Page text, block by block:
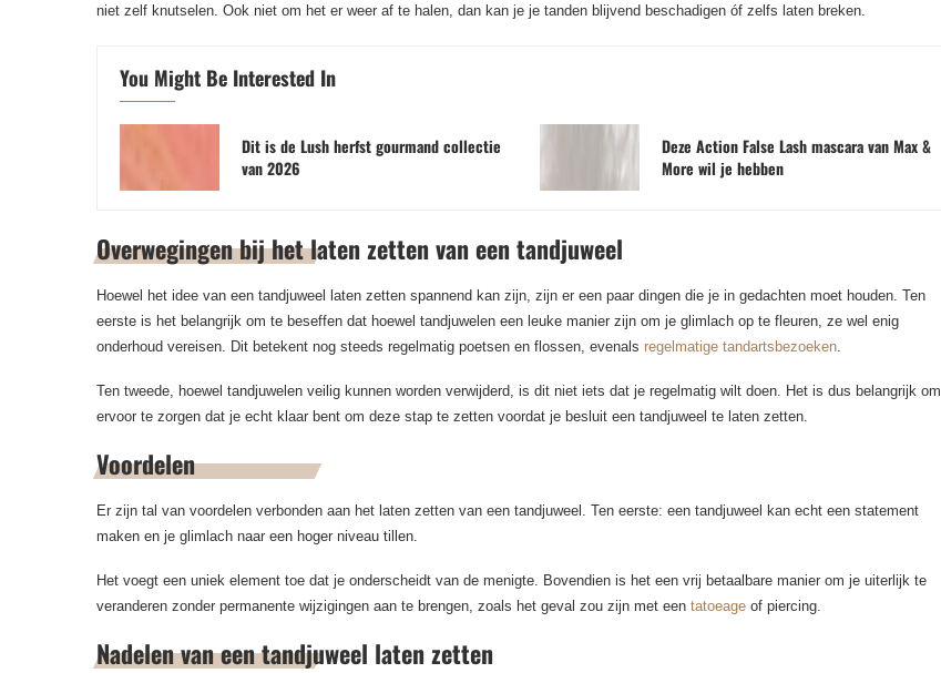
niet zelf knutselen. Ook niet om het er weer af te halen, dan kan je je tanden blijvend beschadigen óf zelfs laten breken.
You Might Be Interested In
Dit is de Lush herfst gourmand collectie
van 2026
Deze Action False Lash mascara van Max &
More wil je hebben
Overwegingen bij het laten zetten van een tandjuweel
Hoewel het idee van een tandjuweel laten zetten spannend kan zijn, zijn er een paar dingen die je in gedachten moet houden. Ten
eerste is het belangrijk om te beseffen dat hoewel tandjuwelen een leuke manier zijn om je glimlach op te fleuren, ze wel enig
onderhoud vereisen. Dit betekent nog steeds regelmatig poetsen en flossen, evenals regelmatige tandartsbezoeken
Ten tweede, hoewel tandjuwelen veilig kunnen worden verwijderd, is dit niet iets dat je regelmatig wilt doen. Het is dus belangrijk om
ervoor te zorgen dat je echt klaar bent om deze stap te zetten voordat je besluit een tandjuweel te laten zetten.
Voordelen
Er zijn tal van voordelen verbonden aan het laten zetten van een tandjuweel. Ten eerste: een tandjuweel kan echt een statement
maken en je glimlach naar een hoger niveau tillen.
Het voegt een uniek element toe dat je onderscheidt van de menigte. Bovendien is het een vrij betaalbare manier om je uiterlijk te
veranderen zonder permanente wijzigingen aan te brengen, zoals het geval zou zijn met een tatoeage of piercing.
Nadelen van een tandjuweel laten zetten